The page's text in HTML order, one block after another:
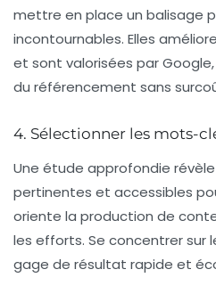
mettre en place un balisage
incontournables. Elles
et sont valorisées par
du référencement sans
4. Sélectionner les mots-
Une étude approfondie
pertinentes et accessibles
oriente la production de
les efforts. Se concentrer sur
gage de résultat rapide et